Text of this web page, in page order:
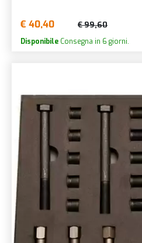
€ 40,40 € 99,60
Disponibile Consegna in 6 giorni.